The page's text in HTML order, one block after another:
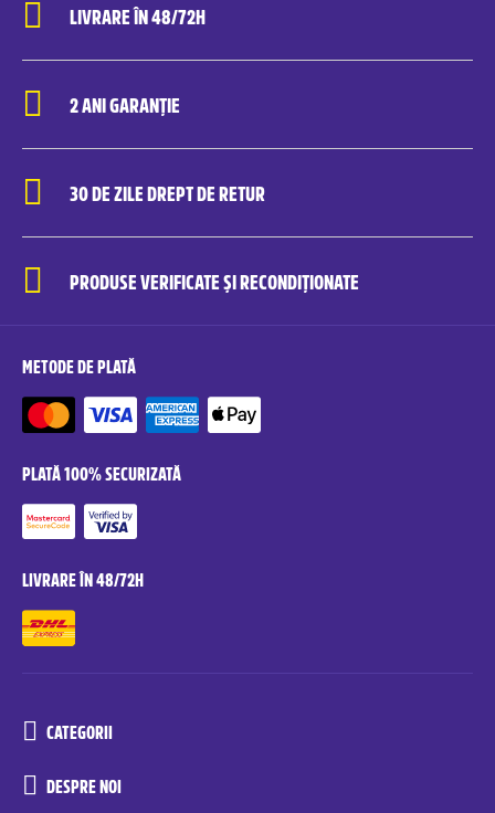
LIVRARE ÎN 48/72H
2 ANI GARANȚIE
30 DE ZILE DREPT DE RETUR
PRODUSE VERIFICATE ȘI RECONDIȚIONATE
METODE DE PLATĂ
PLATĂ 100% SECURIZATĂ
LIVRARE ÎN 48/72H
CATEGORII
DESPRE NOI